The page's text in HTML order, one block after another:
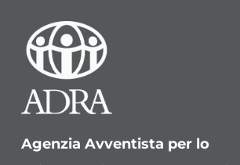
Agenzia Avventista per lo